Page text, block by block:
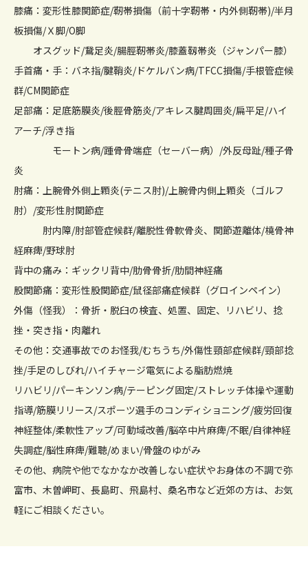
膝痛：変形性膝関節症/靭帯損傷（前十字靭帯・内外側靭帯)/半月
板損傷/Ｘ脚/O脚
オスグッド/鵞足炎/腸脛靭帯炎/膝蓋靱帯炎（ジャンパー膝）
手首痛・手：バネ指/腱鞘炎/ドケルバン病/TFCC損傷/手根管症候
群/CM関節症
足部痛：足底筋膜炎/後脛骨筋炎/アキレス腱周囲炎/扁平足/ハイ
アーチ/浮き指
モートン病/踵骨骨端症（セーバー病）/外反母趾/種子骨
炎
肘痛：上腕骨外側上顆炎(テニス肘)/上腕骨内側上顆炎（ゴルフ
肘）/変形性肘関節症
肘内障/肘部管症候群/離脱性骨軟骨炎、関節遊離体/橈骨神
経麻痺/野球肘
背中の痛み：ギックリ背中/肋骨骨折/肋間神経痛
股関節痛：変形性股関節症/鼠径部痛症候群（グロインペイン）
外傷（怪我）：骨折・脱臼の検査、処置、固定、リハビリ、捻
挫・突き指・肉離れ
その他：交通事故でのお怪我/むちうち/外傷性頸部症候群/頸部捻
挫/手足のしびれ/ハイチャージ電気による脂肪燃焼
リハビリ/パーキンソン病/テーピング固定/ストレッチ体操や運動
指導/筋膜リリース/スポーツ選手のコンディショニング/疲労回復
神経整体/柔軟性アップ/可動域改善/脳卒中片麻痺/不眠/自律神経
失調症/脳性麻痺/難聴/めまい/骨盤のゆがみ
その他、病院や他でなかなか改善しない症状やお身体の不調で弥
富市、木曽岬町、長島町、飛島村、桑名市など近郊の方は、お気
軽にご相談ください。